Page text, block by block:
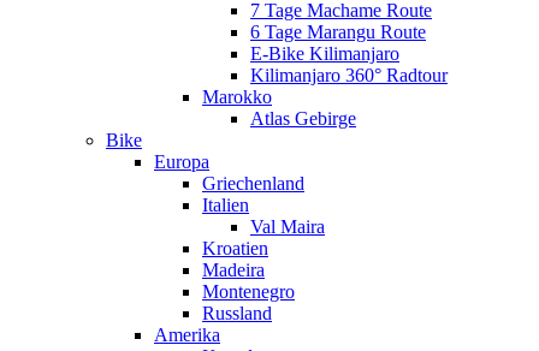
7 Tage Machame Route
6 Tage Marangu Route
E-Bike Kilimanjaro
Kilimanjaro 360° Radtour
Marokko
Atlas Gebirge
Bike
Europa
Griechenland
Italien
Val Maira
Kroatien
Madeira
Montenegro
Russland
Amerika